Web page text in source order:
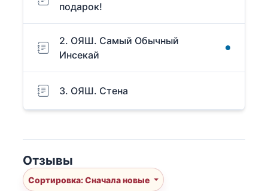
подарок!
2. ОЯШ. Самый Обычный
Инсекай
3. ОЯШ. Стена
Отзывы
Сортировка: Сначала новые